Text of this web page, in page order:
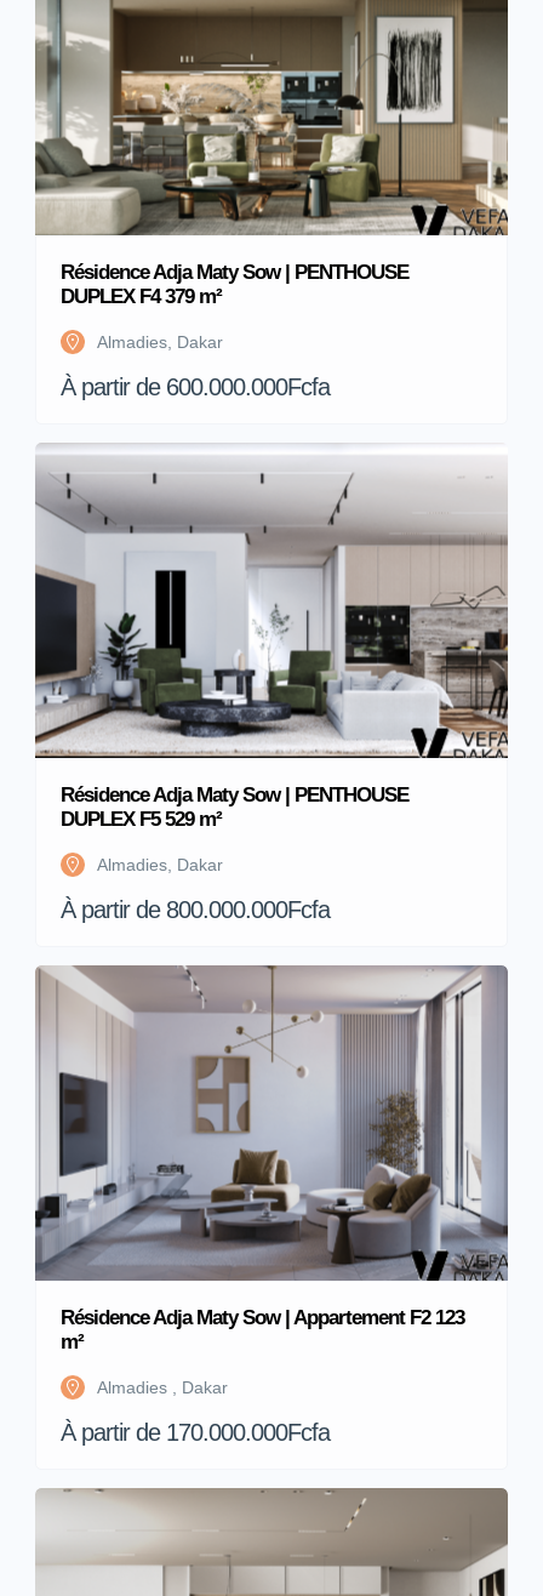
Résidence Adja Maty Sow | PENTHOUSE
DUPLEX F4 379 m²
Almadies, Dakar
À partir de 600.000.000Fcfa
Résidence Adja Maty Sow | PENTHOUSE
DUPLEX F5 529 m²
Almadies, Dakar
À partir de 800.000.000Fcfa
Résidence Adja Maty Sow | Appartement F2 123
m²
Almadies , Dakar
À partir de 170.000.000Fcfa